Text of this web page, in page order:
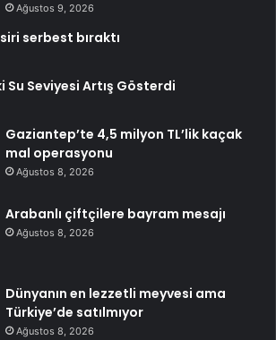
Ağustos 9, 2026
serbest bıraktı
Su Seviyesi Artış Gösterdi
Gaziantep’te 4,5 milyon TL’lik kaçak
mal operasyonu
Ağustos 8, 2026
Arabanlı çiftçilere bayram mesajı
Ağustos 8, 2026
Dünyanın en lezzetli meyvesi ama
Türkiye’de satılmıyor
Ağustos 8, 2026